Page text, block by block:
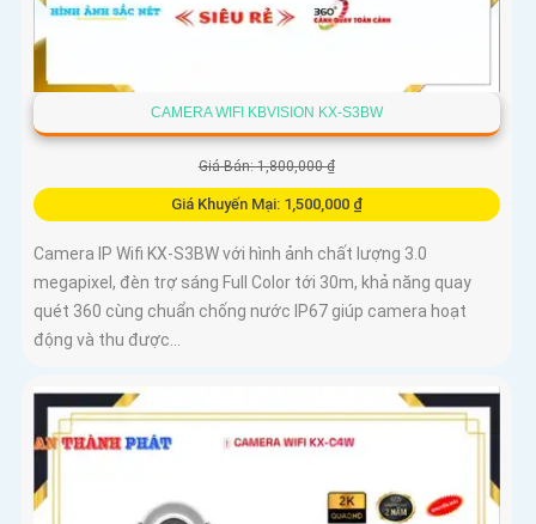
CAMERA WIFI KBVISION KX-S3BW
Giá Bán: 1,800,000 ₫
Giá Khuyến Mại: 1,500,000 ₫
Camera IP Wifi KX-S3BW với hình ảnh chất lượng 3.0
megapixel, đèn trợ sáng Full Color tới 30m, khả năng quay
quét 360 cùng chuẩn chống nước IP67 giúp camera hoạt
động và thu được...